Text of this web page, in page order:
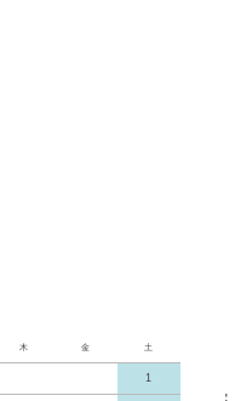
木 金 土
1